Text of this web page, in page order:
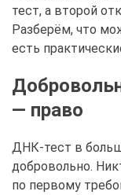
тест, а второй
Разберём, что
есть
— право
ДНК-тест в
добровольно.
по первому